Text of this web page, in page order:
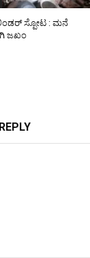
ಸ್ಪೋಟ : ಮನೆ
ಜಖಂ